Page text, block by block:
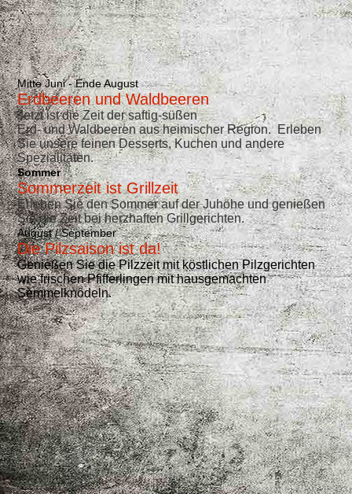
Pilzvariationen
Mitte Juni - Ende August
Erdbeeren und Waldbeeren
Jetzt ist die Zeit der saftig-süßen
Erd- und Waldbeeren aus heimischer Region. ​Erleben
Sie unsere feinen Desserts, Kuchen und andere
Spezialitäten.
Sommer
Sommerzeit ist Grillzeit
Erleben Sie den Sommer auf der Juhöhe und genießen
Sie die Zeit bei herzhaften Grillgerichten.
August / September
Die Pilzsaison ist da!
Genießen Sie die Pilzzeit mit köstlichen Pilzgerichten
wie frischen Pfifferlingen mit hausgemachten
Semmelknödeln.